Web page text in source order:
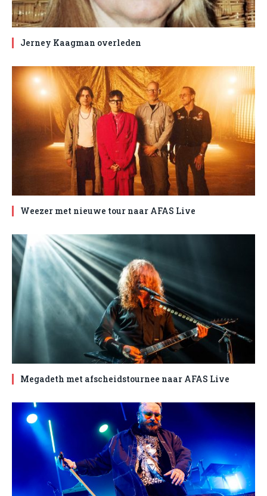
Jerney Kaagman overleden
Weezer met nieuwe tour naar AFAS Live
Megadeth met afscheidstournee naar AFAS Live